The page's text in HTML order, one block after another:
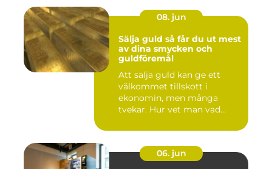
08. jun
Sälja guld så får du ut mest
av dina smycken och
guldföremål
Att sälja guld kan ge ett
välkommet tillskott i
ekonomin, men många
tvekar. Hur vet man vad
06. jun